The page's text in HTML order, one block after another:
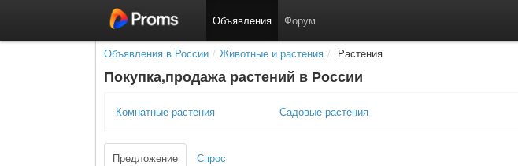
Объявления Форум
Объявления в России / Животные и растения / Растения
Покупка,продажа растений в России
Комнатные растения Садовые растения
Предложение Спрос